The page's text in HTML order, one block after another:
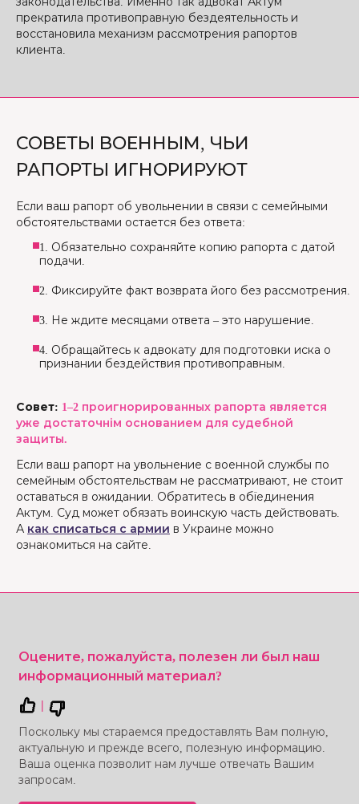
прекратила противоправную бездеятельность и
восстановила механизм рассмотрения рапортов
клиента.
СОВЕТЫ ВОЕННЫМ, ЧЬИ
РАПОРТЫ ИГНОРИРУЮТ
Если ваш рапорт об увольнении в связи с семейными
обстоятельствами остается без ответа:
1. Обязательно сохраняйте копию рапорта с датой
подачи.
2. Фиксируйте факт возврата його без рассмотрения.
3. Не ждите месяцами ответа – это нарушение.
4. Обращайтесь к адвокату для подготовки иска о
признании бездействия противоправным.
Совет: 1–2 проигнорированных рапорта является
уже достаточнім основанием для судебной
защиты.
Если ваш рапорт на увольнение с военной службы по
семейным обстоятельствам не рассматривают, не стоит
оставаться в ожидании. Обратитесь в обїединения
Актум. Суд может обязать воинскую часть действовать.
А как списаться с армии в Украине можно
ознакомиться на сайте.
Оцените, пожалуйста, полезен ли был наш
информационный материал?
|
Поскольку мы стараемся предоставлять Вам полную,
актуальную и прежде всего, полезную информацию.
Ваша оценка позволит нам лучше отвечать Вашим
запросам.